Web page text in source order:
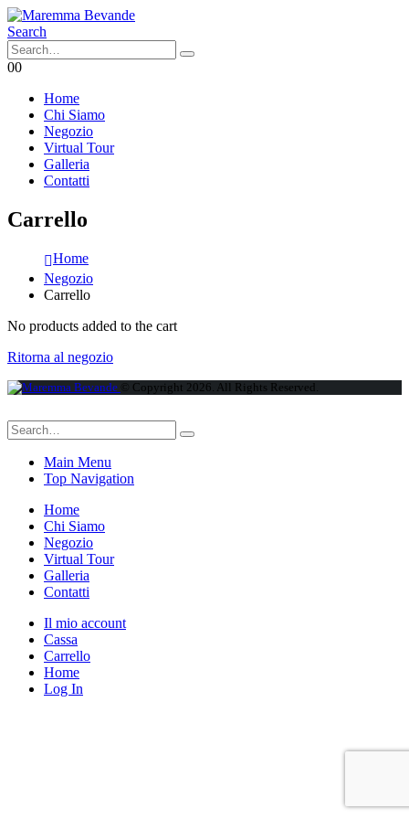
Search
00
Home
Chi Siamo
Negozio
Virtual Tour
Galleria
Contatti
Carrello
Home
Negozio
Carrello
No products added to the cart
Ritorna al negozio
© Copyright 2026. All Rights Reserved.
Main Menu
Top Navigation
Home
Chi Siamo
Negozio
Virtual Tour
Galleria
Contatti
Il mio account
Cassa
Carrello
Home
Log In